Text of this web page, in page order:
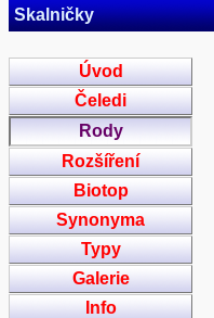
Skalničky
Úvod
Čeledi
Rody
Rozšíření
Biotop
Synonyma
Typy
Galerie
Info